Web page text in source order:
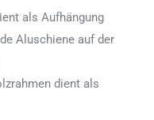
als Aufhängung
Aluschiene auf der
dient als